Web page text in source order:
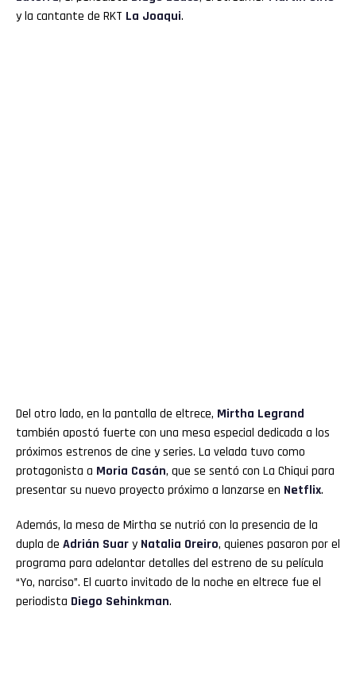
y la cantante de RKT La Joaqui.
Del otro lado, en la pantalla de eltrece, Mirtha Legrand
también apostó fuerte con una mesa especial dedicada a los
próximos estrenos de cine y series. La velada tuvo como
protagonista a Moria Casán, que se sentó con La Chiqui para
presentar su nuevo proyecto próximo a lanzarse en Netflix.
Además, la mesa de Mirtha se nutrió con la presencia de la
dupla de Adrián Suary Natalia Oreiro, quienes pasaron por el
programa para adelantar detalles del estreno de su película
“Yo, narciso”. El cuarto invitado de la noche en eltrece fue el
periodista Diego Sehinkman.